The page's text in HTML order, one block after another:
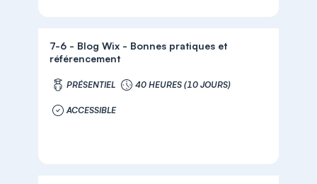
7-6 - Blog Wix - Bonnes pratiques et
référencement
PRÉSENTIEL 40 HEURES (10 JOURS)
ACCESSIBLE